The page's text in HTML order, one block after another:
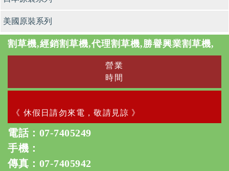
美國原裝系列
割草機,經銷割草機,代理割草機,勝譽興業割草機,
營業
時間
《 休假日請勿來電，敬請見諒 》
電話： 07-7405249
手機：
傳真：07-7405942